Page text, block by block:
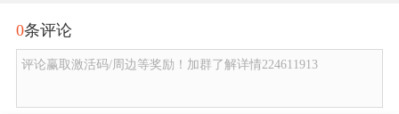
0条评论
评论赢取激活码/周边等奖励！加群了解详情224611913